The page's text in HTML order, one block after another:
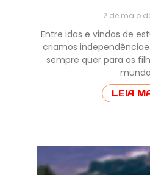
2 de maio
Entre idas e vindas de
criamos
sempre quer para os
LEIA